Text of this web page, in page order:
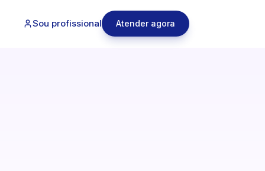
Sou profissional Atender agora